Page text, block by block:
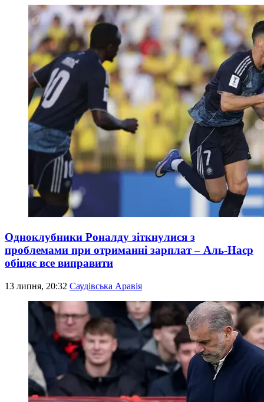
Одноклубники Роналду зіткнулися з
проблемами при отриманні зарплат – Аль-Наср
обіцяє все виправити
13 липня, 20:32 Саудівська Аравія